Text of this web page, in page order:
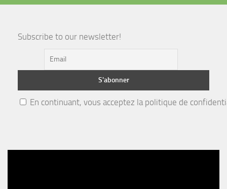
Subscribe to our newsletter!
En continuant, vous acceptez la politique de